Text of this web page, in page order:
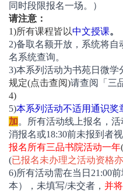
同时段限报名一场。）
请注意：
1)所有课程皆以中文授课。
2)备取名额开放，系统将自
名系统查询。
3)本系列活动为书苑日微学
规定(点击查阅)请查阅「三
4)
5)本系列活动不适用通识奖
加。所有活动线上报名，
消报名或18:30前未报到者
报名所有三品书院活动一年(
(已报名未办理之活动资格
6)所有活动需在当日21:00
本），未填写/未交者， 并